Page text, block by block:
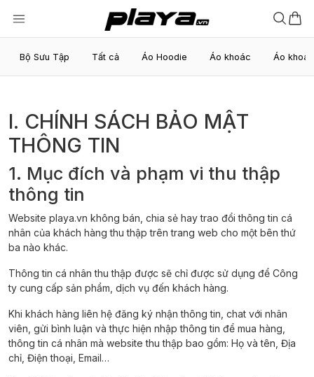
Bộ Sưu Tập Tất cả Áo Hoodie Áo khoác Áo
I. CHÍNH SÁCH BẢO MẬT
THÔNG TIN
1. Mục đích và phạm vi thu thập
thông tin
Website playa.vn không bán, chia sẻ hay trao đổi thông tin cá
nhân của khách hàng thu thập trên trang web cho một bên thứ
ba nào khác.
Thông tin cá nhân thu thập được sẽ chỉ được sử dụng để Công
ty cung cấp sản phẩm, dịch vụ đến khách hàng.
Khi khách hàng liên hệ đăng ký nhận thông tin, chat với nhân
viên, gửi bình luận và thực hiện nhập thông tin để mua hàng,
thông tin cá nhân mà website thu thập bao gồm: Họ và tên, Địa
chỉ, Điện thoại, Email…